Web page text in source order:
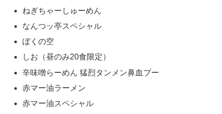
ねぎちゃーしゅーめん
なんつッ亭スペシャル
ぼくの空
しお（昼のみ20食限定）
辛味噌らーめん 猛烈タンメン鼻血ブー
赤マー油ラーメン
赤マー油スペシャル